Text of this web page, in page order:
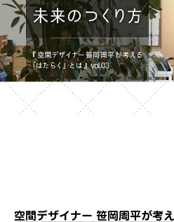
空間デザイナー 笹岡周平が考